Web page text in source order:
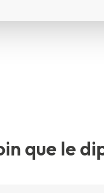
que le